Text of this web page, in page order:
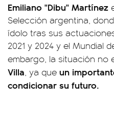
Emiliano "Dibu" Martínez
Selección argentina,
ídolo tras sus
2021 y 2024 y el Mundial
embargo, la situación no
Villa, ya que un
condicionar su futuro.